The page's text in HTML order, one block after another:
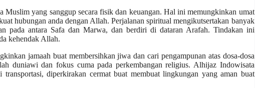
yang sanggup secara fisik dan keuangan. Hal ini memungkinkan umat
hubungan anda dengan Allah. Perjalanan spiritual mengikutsertakan banyak
pada antara Safa dan Marwa, dan berdiri di dataran Arafah. Tindakan ini
kehendak Allah.
jamaah buat membersihkan jiwa dan cari pengampunan atas dosa-dosa
duniawi dan fokus cuma pada perkembangan religius. Alhijaz Indowisata
diperkirakan cermat buat membuat lingkungan yang aman buat